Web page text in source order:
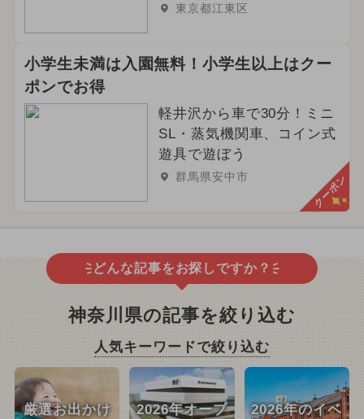
東京都江東区
小学生未満は入園無料！小学生以上はクー
ポンでお得
軽井沢から車で30分！ミニ
SL・蒸気機関車、コイン式
遊具で遊ぼう
群馬県安中市 クーポン
どんな記事をお探しですか？
神奈川県の記事を絞り込む
人気キーワードで絞り込む
厳選お出かけ
2026年オープ
2026年のイベ